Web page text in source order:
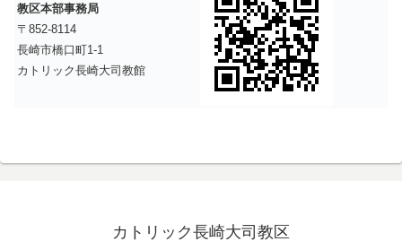
教区本部事務局
〒852-8114
長崎市橋口町1-1
カトリック長崎大司教館
カトリック長崎大司教区